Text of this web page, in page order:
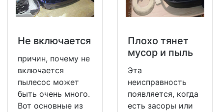
Не включается
причин, почему не
включается
пылесос может
быть очень много.
Вот основные из
Плохо тянет
мусор и пыль
Эта
неисправность
появляется, когда
есть засоры или